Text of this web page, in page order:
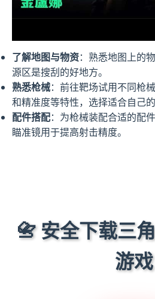
了解地图与物资：熟悉地图上的
源区是搜刮的好地方。
熟悉枪械：前往靶场试用不同枪
和精准度等特性，选择适合自己的
配件搭配：为枪械装配合适的配
瞄准镜用于提高射击精度。
📇 安全下载三
游戏